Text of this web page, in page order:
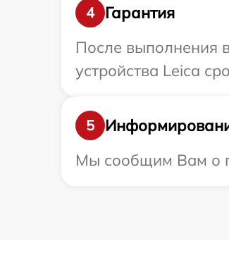
4
Гарантия
После выполнения
устройства Leica
5
Мы сообщим Вам о